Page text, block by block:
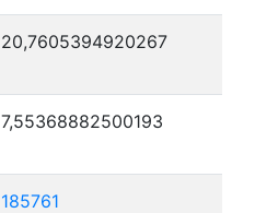
20,7605394920267
7,55368882500193
185761